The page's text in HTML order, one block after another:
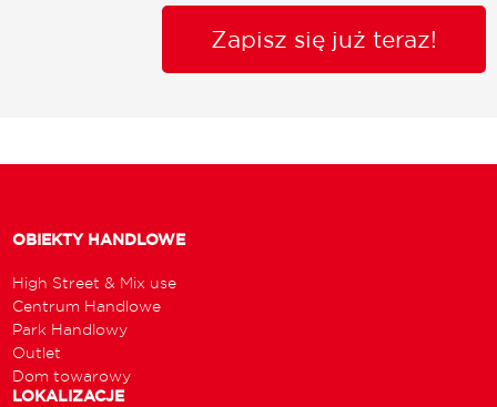
Zapisz się już teraz!
OBIEKTY HANDLOWE
High Street & Mix use
Centrum Handlowe
Park Handlowy
Outlet
Dom towarowy
LOKALIZACJE